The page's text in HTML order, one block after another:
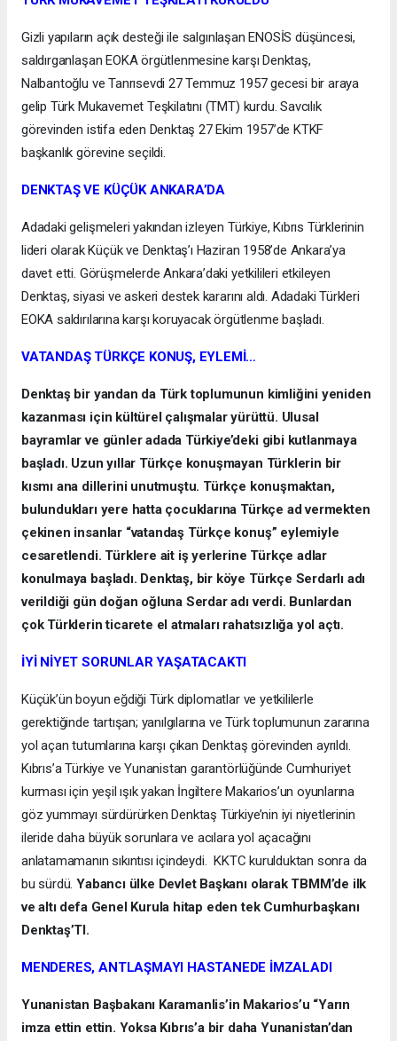
Gizli yapıların açık desteği ile salgınlaşan ENOSİS düşüncesi,
saldırganlaşan EOKA örgütlenmesine karşı Denktaş,
Nalbantoğlu ve Tanrısevdi 27 Temmuz 1957 gecesi bir araya
gelip Türk Mukavemet Teşkilatını (TMT) kurdu. Savcılık
görevinden istifa eden Denktaş 27 Ekim 1957’de KTKF
başkanlık görevine seçildi.
DENKTAŞ VE KÜÇÜK ANKARA’DA
Adadaki gelişmeleri yakından izleyen Türkiye, Kıbrıs Türklerinin
lideri olarak Küçük ve Denktaş’ı Haziran 1958’de Ankara’ya
davet etti. Görüşmelerde Ankara’daki yetkilileri etkileyen
Denktaş, siyasi ve askeri destek kararını aldı. Adadaki Türkleri
EOKA saldırılarına karşı koruyacak örgütlenme başladı.
VATANDAŞ TÜRKÇE KONUŞ, EYLEMİ…
Denktaş bir yandan da Türk toplumunun kimliğini yeniden
kazanması için kültürel çalışmalar yürüttü. Ulusal
bayramlar ve günler adada Türkiye’deki gibi kutlanmaya
başladı. Uzun yıllar Türkçe konuşmayan Türklerin bir
kısmı ana dillerini unutmuştu. Türkçe konuşmaktan,
bulundukları yere hatta çocuklarına Türkçe ad vermekten
çekinen insanlar “vatandaş Türkçe konuş” eylemiyle
cesaretlendi. Türklere ait iş yerlerine Türkçe adlar
konulmaya başladı. Denktaş, bir köye Türkçe Serdarlı adı
verildiği gün doğan oğluna Serdar adı verdi. Bunlardan
çok Türklerin ticarete el atmaları rahatsızlığa yol açtı.
İYİ NİYET SORUNLAR YAŞATACAKTI
Küçük’ün boyun eğdiği Türk diplomatlar ve yetkililerle
gerektiğinde tartışan; yanılgılarına ve Türk toplumunun zararına
yol açan tutumlarına karşı çıkan Denktaş görevinden ayrıldı.
Kıbrıs’a Türkiye ve Yunanistan garantörlüğünde Cumhuriyet
kurması için yeşil ışık yakan İngiltere Makarios’un oyunlarına
göz yummayı sürdürürken Denktaş Türkiye’nin iyi niyetlerinin
ileride daha büyük sorunlara ve acılara yol açacağını
anlatamamanın sıkıntısı içindeydi. KKTC kurulduktan sonra da
bu sürdü.Yabancı ülke Devlet Başkanı olarak TBMM’de ilk
ve altı defa Genel Kurula hitap eden tek Cumhurbaşkanı
Denktaş’TI.
MENDERES, ANTLAŞMAYI HASTANEDE İMZALADI
Yunanistan Başbakanı Karamanlis’in Makarios’u “Yarın
imza ettin ettin. Yoksa Kıbrıs’a bir daha Yunanistan’dan